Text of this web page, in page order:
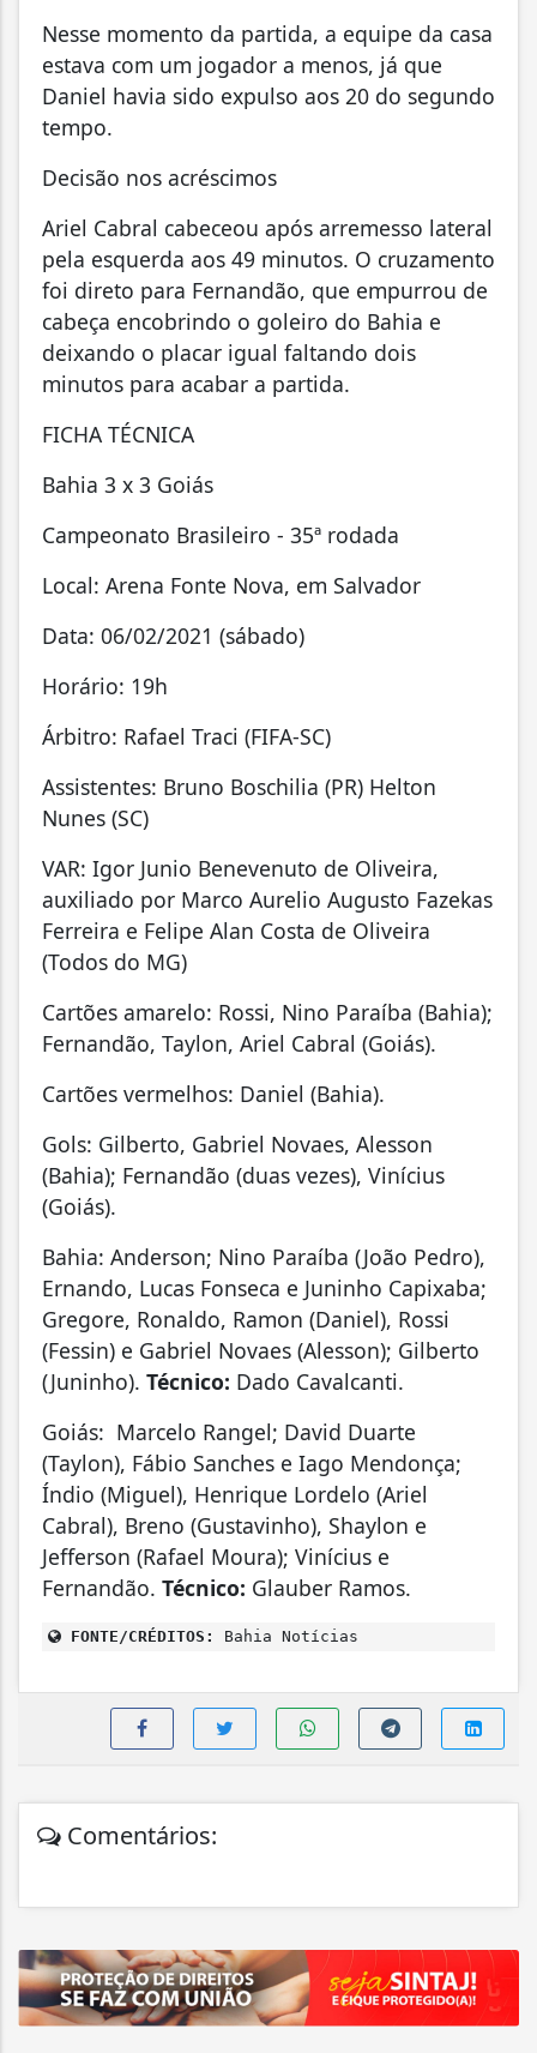
Nesse momento da partida, a equipe da casa
estava com um jogador a menos, já que
Daniel havia sido expulso aos 20 do segundo
tempo.
Decisão nos acréscimos
Ariel Cabral cabeceou após arremesso lateral
pela esquerda aos 49 minutos. O cruzamento
foi direto para Fernandão, que empurrou de
cabeça encobrindo o goleiro do Bahia e
deixando o placar igual faltando dois
minutos para acabar a partida.
FICHA TÉCNICA
Bahia 3 x 3 Goiás
Campeonato Brasileiro - 35ª rodada
Local: Arena Fonte Nova, em Salvador
Data: 06/02/2021 (sábado)
Horário: 19h
Árbitro: Rafael Traci (FIFA-SC)
Assistentes: Bruno Boschilia (PR) Helton
Nunes (SC)
VAR: Igor Junio Benevenuto de Oliveira,
auxiliado por Marco Aurelio Augusto Fazekas
Ferreira e Felipe Alan Costa de Oliveira
(Todos do MG)
Cartões amarelo: Rossi, Nino Paraíba (Bahia);
Fernandão, Taylon, Ariel Cabral (Goiás).
Cartões vermelhos: Daniel (Bahia).
Gols: Gilberto, Gabriel Novaes, Alesson
(Bahia); Fernandão (duas vezes), Vinícius
(Goiás).
Bahia: Anderson; Nino Paraíba (João Pedro),
Ernando, Lucas Fonseca e Juninho Capixaba;
Gregore, Ronaldo, Ramon (Daniel), Rossi
(Fessin) e Gabriel Novaes (Alesson); Gilberto
(Juninho). Técnico: Dado Cavalcanti.
Goiás: Marcelo Rangel; David Duarte
(Taylon), Fábio Sanches e Iago Mendonça;
Índio (Miguel), Henrique Lordelo (Ariel
Cabral), Breno (Gustavinho), Shaylon e
Jefferson (Rafael Moura); Vinícius e
Fernandão. Técnico: Glauber Ramos.
FONTE/CRÉDITOS: Bahia Notícias
Comentários: